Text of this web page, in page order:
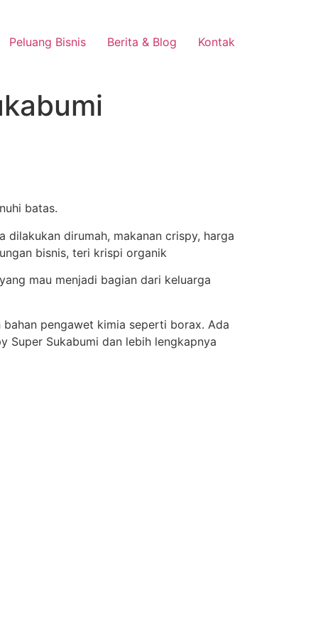
Peluang Bisnis Berita & Blog Kontak
batas.
mau menjadi bagian dari keluarga
pengawet kimia seperti borax. Ada
Super Sukabumi dan lebih lengkapnya